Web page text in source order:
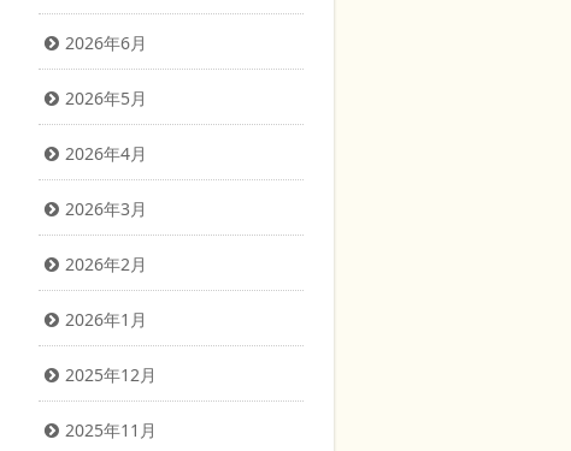
2026年6月
2026年5月
2026年4月
2026年3月
2026年2月
2026年1月
2025年12月
2025年11月